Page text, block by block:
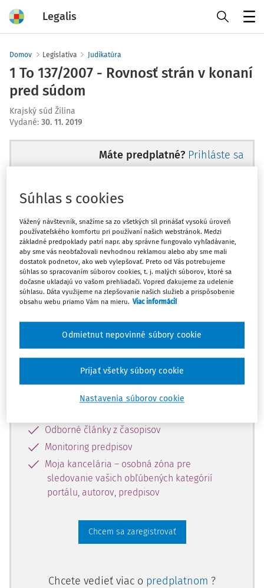
Legalis
Domov Legislatíva Judikatúra
1 To 137/2007 - Rovnosť strán v konaní
pred súdom
Krajský súd Žilina
Vydané: 30. 11. 2019
Máte predplatné? Prihláste sa
Ups, zatiaľ ste si prečítali len
začiatok...
Celý odborný obsah z tejto oblasti je
dostupný predplatiteľom portálu.
Odomknite si prístup k odbornému
obsahu a získajte prístup na 10 dní
zdarma, stačí sa len zaregistrovať.
Vďaka registrácii získate prístup aj k
vybranému obsahu:
Odborné články z časopisov
Monitoring predpisov
Moja kancelária – osobná zóna pre
sledovanie vašich obľúbených kategórií
portálu, autorov, predpisov
Chcem sa zaregistrovať
Chcete vedieť viac o predplatnom ?
Súhlas s cookies
Vážený návštevník, snažíme sa zo všetkých síl prinášať vysokú úroveň
používateľského komfortu pri používaní našich webstránok. Medzi
základné predpoklady patrí napr. aby správne fungovalo vyhľadávanie,
aby sme vás neobťažovali nevhodnou reklamou alebo aby sme mali
dostatok podnetov, ako web vylepšovať. Preto od Vás potrebujeme
súhlas so spracovaním súborov cookies, t. j. malých súborov, ktoré sa
dočasne ukladajú vo vašom prehliadači. Vopred ďakujeme za udelenie
súhlasu. Dáta využijeme na zlepšovanie našich služieb a prispôsobenie
obsahu webu priamo Vám na mieru. Viac informácií
Nastavenia súborov cookie
Odmietnut nepovinné súbory cookie
Prijať všetky súbory cookie